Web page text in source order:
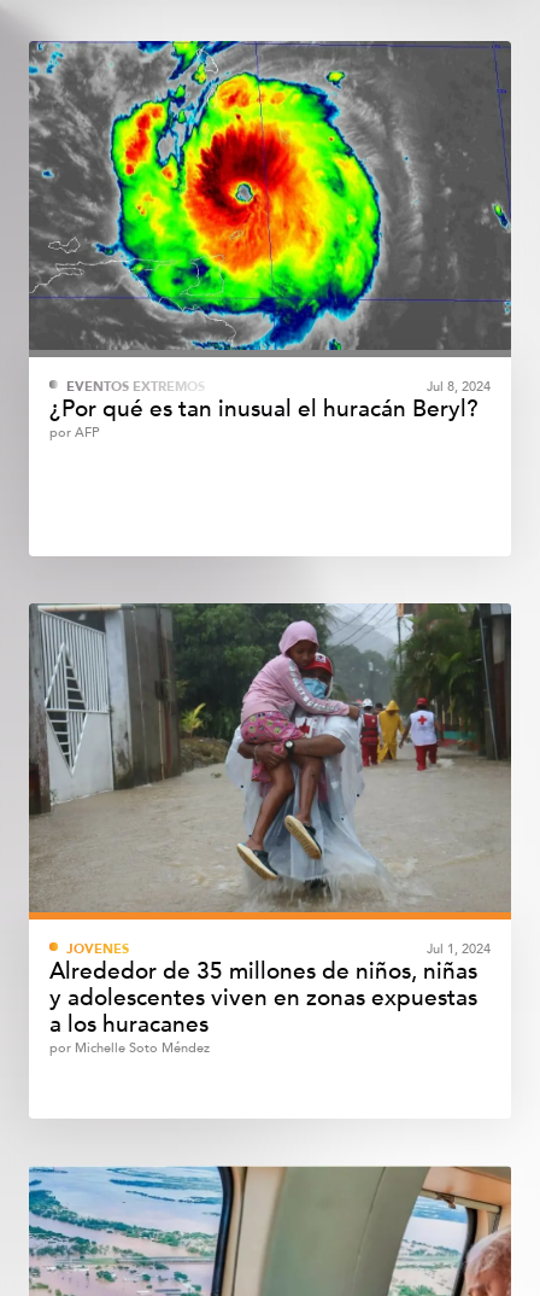
EVENTOS EXTREMOS Jul 8, 2024
¿Por qué es tan inusual el huracán Beryl?
por AFP
JÓVENES Jul 1, 2024
Alrededor de 35 millones de niños, niñas
y adolescentes viven en zonas expuestas
a los huracanes
por Michelle Soto Méndez